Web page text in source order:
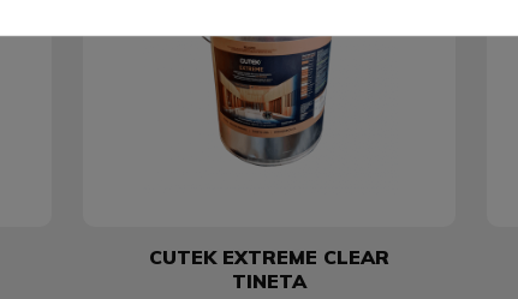
CUTEK EXTREME CLEAR
TINETA